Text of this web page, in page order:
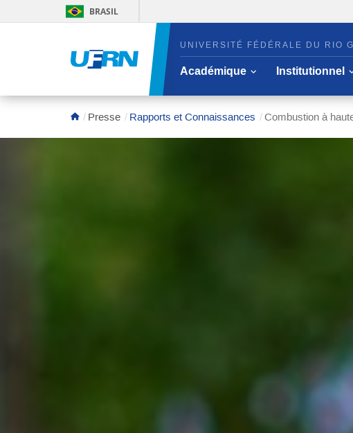
BRASIL
UNIVERSITÉ FÉDÉRALE DU RIO
Aire du menu principal
AcadémiqueOuvrir/cacher sous-
Institutionnel
Presse Rapports et Connaissances Combustion à